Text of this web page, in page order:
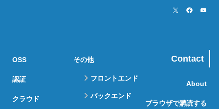
OSS
認証
クラウド
その他
フロントエンド
バックエンド
Contact
About
ブラウザで購読する